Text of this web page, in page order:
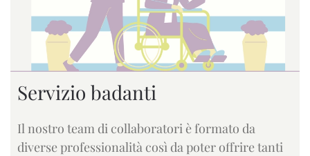
Servizio badanti
Il nostro team di collaboratori è formato da
diverse professionalità così da poter offrire tanti